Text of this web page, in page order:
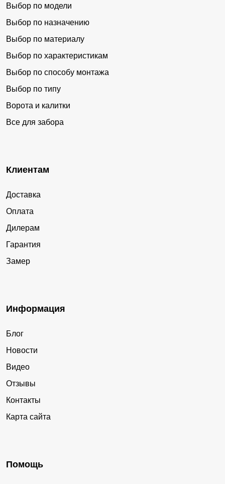
Выбор по модели
Выбор по назначению
Выбор по материалу
Выбор по характеристикам
Выбор по способу монтажа
Выбор по типу
Ворота и калитки
Все для забора
Клиентам
Доставка
Оплата
Дилерам
Гарантия
Замер
Информация
Блог
Новости
Видео
Отзывы
Контакты
Карта сайта
Помощь